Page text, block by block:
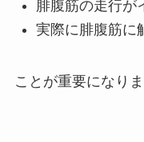
腓腹筋の走行が
実際に腓腹筋に
ことが重要になりま